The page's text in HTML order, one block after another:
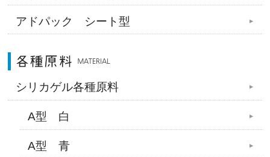
アドパック シート型
シリカゲル各種原料
A型 白
A型 青